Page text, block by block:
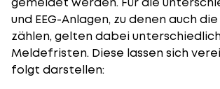
und EEG-Anlagen, zu denen auch
zählen, gelten dabei
Meldefristen. Diese lassen sich
folgt darstellen: